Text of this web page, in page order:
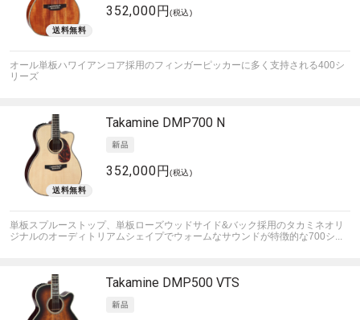
352,000円(税込)
オール単板ハワイアンコア採用のフィンガーピッカーに多く支持される400シ
リーズ
Takamine DMP700 N
352,000円(税込)
単板スプルーストップ、単板ローズウッドサイド&バック採用のタカミネオリ
ジナルのオーディトリアムシェイプでウォームなサウンドが特徴的な700シ...
Takamine DMP500 VTS